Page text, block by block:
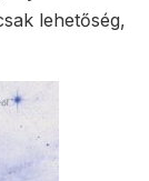
lehetőség,